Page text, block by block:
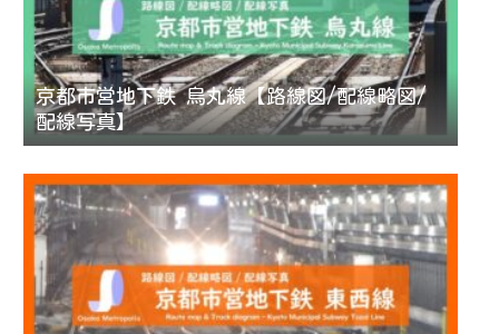
京都市営地下鉄 烏丸線【路線図/配線略図/
配線写真】